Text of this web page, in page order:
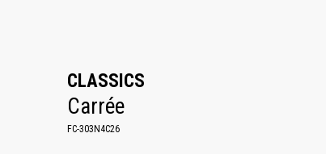
CLASSICS
Carrée
FC-303N4C26